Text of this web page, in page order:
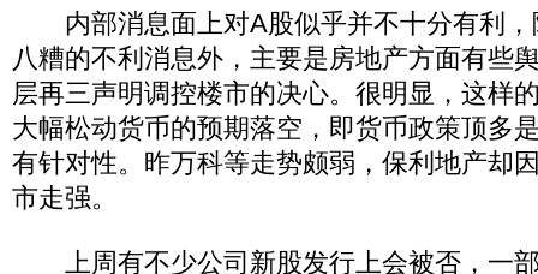
内部消息面上对A股似乎并不十分有利，
八糟的不利消息外，主要是房地产方面有些
层再三声明调控楼市的决心。很明显，这样
大幅松动货币的预期落空，即货币政策顶多
有针对性。昨万科等走势颇弱，保利地产却
市走强。
上周有不少公司新股发行上会被否，一